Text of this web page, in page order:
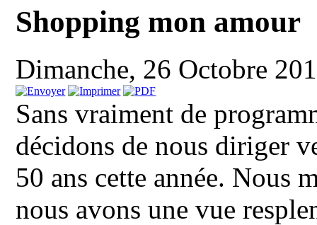
Shopping mon amour
Dimanche, 26 Octobre
Sans vraiment de
décidons de nous diriger
50 ans cette année. Nous
nous avons une vue